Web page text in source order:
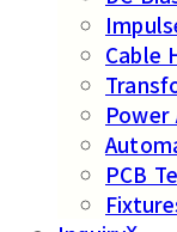
Cable
PCB